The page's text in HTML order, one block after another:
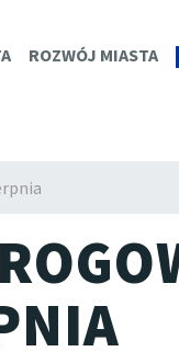
ROZWÓJ MIASTA